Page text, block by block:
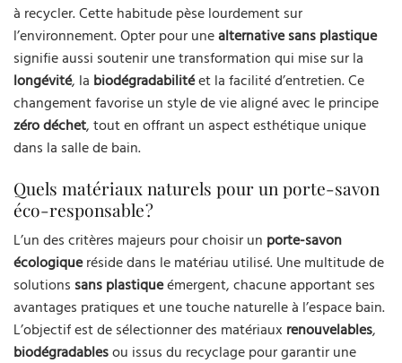
à recycler. Cette habitude pèse lourdement sur
l’environnement. Opter pour unealternative sans plastique
signifie aussi soutenir une transformation qui mise sur la
longévité, la biodégradabilitéet la facilité d’entretien. Ce
changement favorise un style de vie aligné avec le principe
zéro déchet, tout en offrant un aspect esthétique unique
dans la salle de bain.
Quels matériaux naturels pour un porte-savon
éco-responsable ?
L’un des critères majeurs pour choisir un porte-savon
écologiqueréside dans le matériau utilisé. Une multitude de
solutions sans plastiqueémergent, chacune apportant ses
avantages pratiques et une touche naturelle à l’espace bain.
L’objectif est de sélectionner des matériaux renouvelables,
biodégradablesou issus du recyclage pour garantir une